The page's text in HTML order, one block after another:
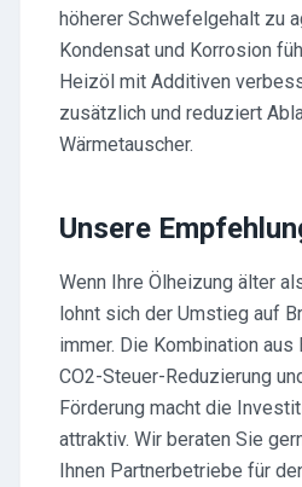
höherer Schwefelgehalt zu
Kondensat und Korrosion
Heizöl mit Additiven
zusätzlich und reduziert
Wärmetauscher.
Unsere
Wenn Ihre Ölheizung älter
lohnt sich der Umstieg auf
immer. Die Kombination aus
CO2-Steuer-Reduzierung
Förderung macht die
attraktiv. Wir beraten Sie
Ihnen Partnerbetriebe für